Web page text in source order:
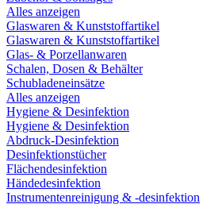
Alles anzeigen
Glaswaren & Kunststoffartikel
Glaswaren & Kunststoffartikel
Glas- & Porzellanwaren
Schalen, Dosen & Behälter
Schubladeneinsätze
Alles anzeigen
Hygiene & Desinfektion
Hygiene & Desinfektion
Abdruck-Desinfektion
Desinfektionstücher
Flächendesinfektion
Händedesinfektion
Instrumentenreinigung & -desinfektion